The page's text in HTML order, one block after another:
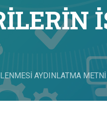
AYDINLATMA METNİ